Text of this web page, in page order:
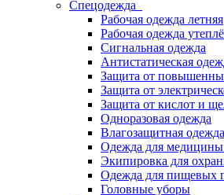
Спецодежда
Рабочая одежда летняя
Рабочая одежда
Сигнальная одежда
Антистатическая
Защита от
Защита от
Защита от кислот и
Одноразовая одежда
Влагозащитная одежда
Одежда для
Экипировка для
Одежда для пищевых
Головные уборы